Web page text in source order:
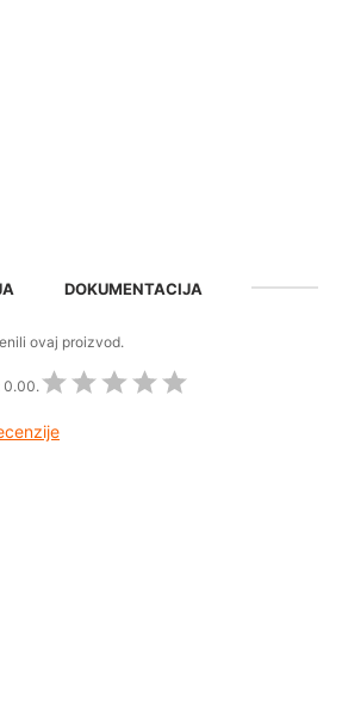
DOKUMENTACIJA
ovaj proizvod.
0.00.